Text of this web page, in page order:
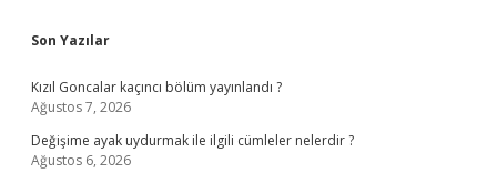
Sidebar
Son Yazılar
Kızıl Goncalar kaçıncı bölüm yayınlandı ?
Ağustos 7, 2026
Değişime ayak uydurmak ile ilgili cümleler nelerdir ?
Ağustos 6, 2026